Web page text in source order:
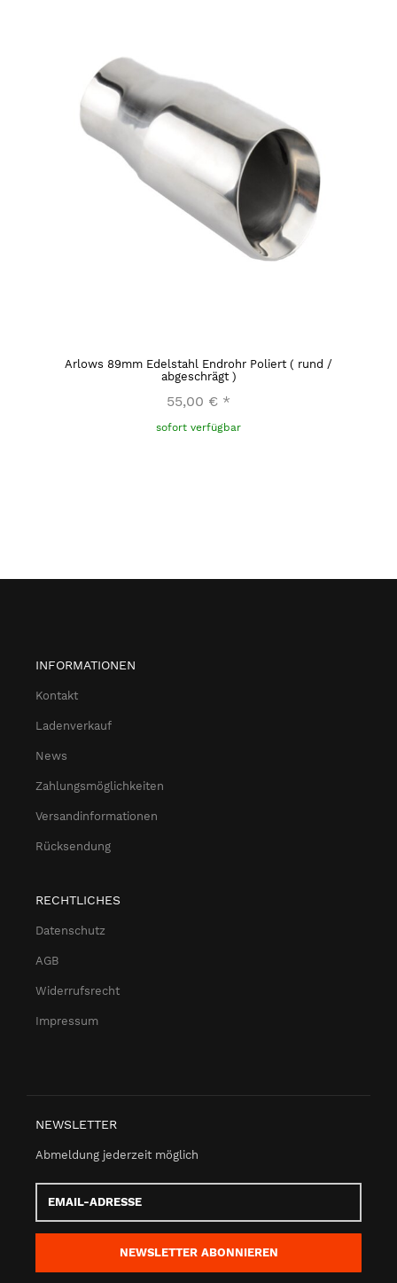
Arlows 89mm Edelstahl Endrohr Poliert ( rund /
abgeschrägt )
55,00 € *
sofort verfügbar
INFORMATIONEN
Kontakt
Ladenverkauf
News
Zahlungsmöglichkeiten
Versandinformationen
Rücksendung
RECHTLICHES
Datenschutz
AGB
Widerrufsrecht
Impressum
NEWSLETTER
Abmeldung jederzeit möglich
Email-
Adresse
NEWSLETTER ABONNIEREN